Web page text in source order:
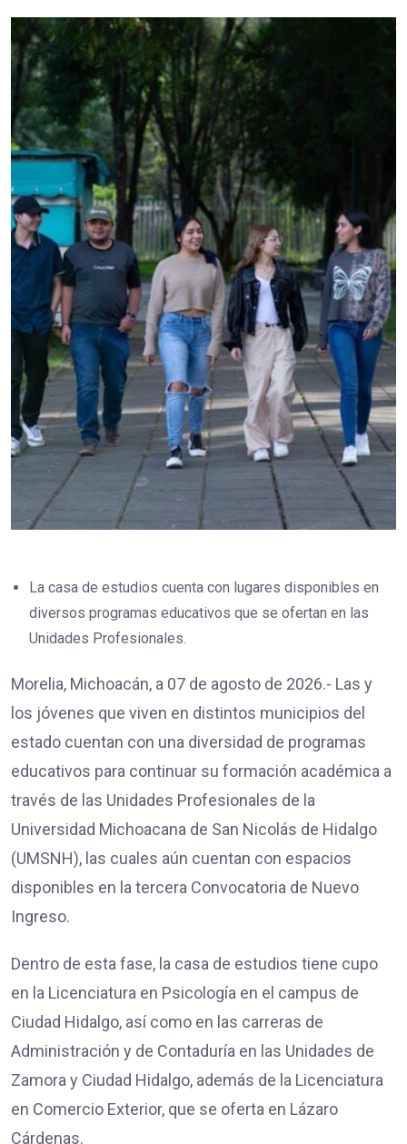
La casa de estudios cuenta con lugares disponibles en
diversos programas educativos que se ofertan en las
Unidades Profesionales.
Morelia, Michoacán, a 07 de agosto de 2026.- Las y
los jóvenes que viven en distintos municipios del
estado cuentan con una diversidad de programas
educativos para continuar su formación académica a
través de las Unidades Profesionales de la
Universidad Michoacana de San Nicolás de Hidalgo
(UMSNH), las cuales aún cuentan con espacios
disponibles en la tercera Convocatoria de Nuevo
Ingreso.
Dentro de esta fase, la casa de estudios tiene cupo
en la Licenciatura en Psicología en el campus de
Ciudad Hidalgo, así como en las carreras de
Administración y de Contaduría en las Unidades de
Zamora y Ciudad Hidalgo, además de la Licenciatura
en Comercio Exterior, que se oferta en Lázaro
Cárdenas.